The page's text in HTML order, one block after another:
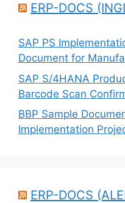
ERP-DOCS
SAP PS
Document for
SAP S/4HANA
Barcode Scan
BBP Sample
Implementation
ERP-DOCS